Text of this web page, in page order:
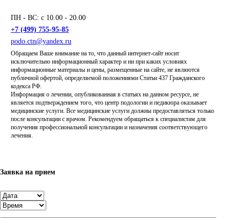
ПН - ВС: с 10.00 - 20.00
+7 (499) 755-95-85
podo.ctn@yandex.ru
Обращаем Ваше внимание на то, что данный интернет-сайт носит
исключительно информационный характер и ни при каких условиях
информационные материалы и цены, размещенные на сайте, не являются
публичной офертой, определяемой положениями Статьи 437 Гражданского
кодекса РФ.
Информация о лечении, опубликованная в статьях на данном ресурсе, не
является подтверждением того, что центр подологии и педикюра оказывает
медицинские услуги. Все медицинские услуги должны предоставляться только
после консультации с врачом. Рекомендуем обращаться к специалистам для
получения профессиональной консультации и назначения соответствующего
лечения.
Заявка на прием